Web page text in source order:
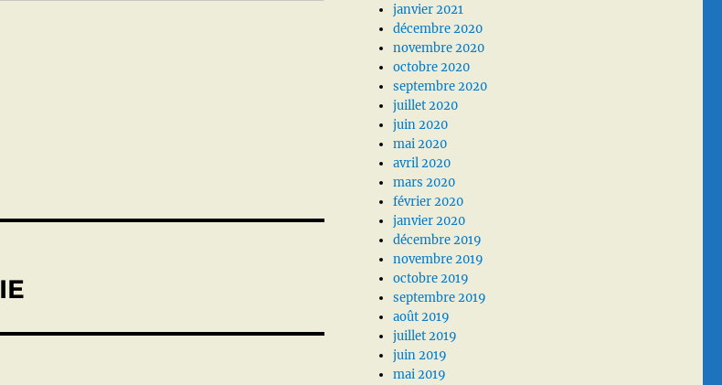
janvier 2021
décembre 2020
novembre 2020
octobre 2020
septembre 2020
juillet 2020
juin 2020
mai 2020
avril 2020
mars 2020
février 2020
janvier 2020
décembre 2019
novembre 2019
octobre 2019
septembre 2019
août 2019
juillet 2019
juin 2019
mai 2019